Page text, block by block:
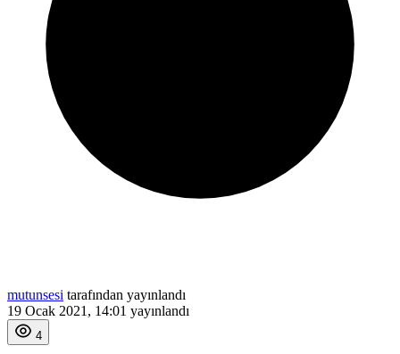
mutunsesi tarafından yayınlandı
19 Ocak 2021, 14:01 yayınlandı
4